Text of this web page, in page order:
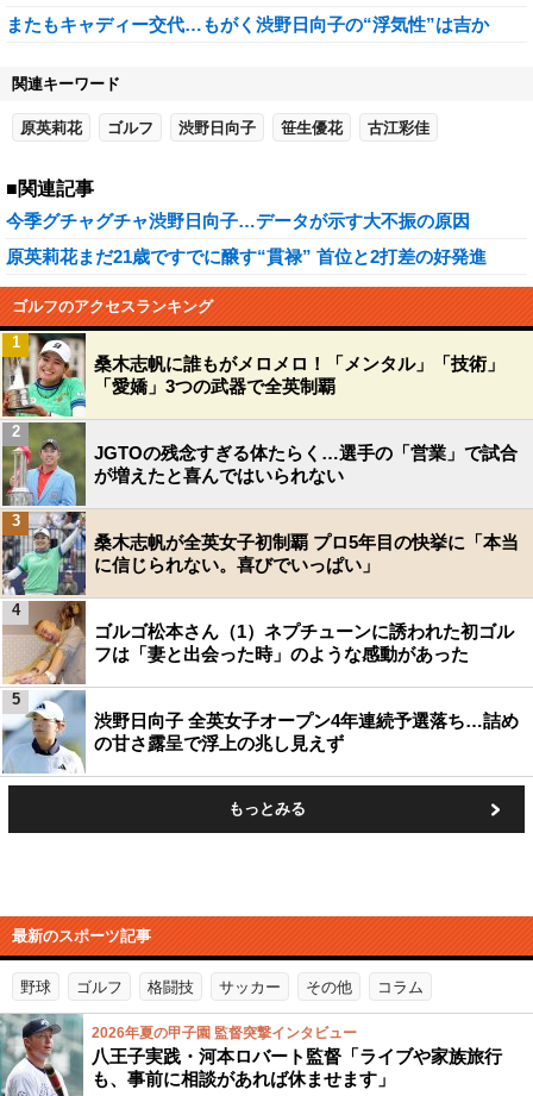
またもキャディー交代…もがく渋野日向子の“浮気性”は吉か
関連キーワード
原英莉花 ゴルフ 渋野日向子 笹生優花 古江彩佳
■関連記事
今季グチャグチャ渋野日向子…データが示す大不振の原因
原英莉花まだ21歳ですでに醸す“貫禄” 首位と2打差の好発進
ゴルフのアクセスランキング
桑木志帆に誰もがメロメロ！「メンタル」「技術」
「愛嬌」3つの武器で全英制覇
1
JGTOの残念すぎる体たらく…選手の「営業」で試合
が増えたと喜んではいられない
2
桑木志帆が全英女子初制覇 プロ5年目の快挙に「本当
に信じられない。喜びでいっぱい」
3
ゴルゴ松本さん（1）ネプチューンに誘われた初ゴル
フは「妻と出会った時」のような感動があった
4
渋野日向子 全英女子オープン4年連続予選落ち…詰め
の甘さ露呈で浮上の兆し見えず
5
もっとみる
最新のスポーツ記事
野球 ゴルフ 格闘技 サッカー その他 コラム
2026年夏の甲子園 監督突撃インタビュー
八王子実践・河本ロバート監督「ライブや家族旅行
も、事前に相談があれば休ませます」